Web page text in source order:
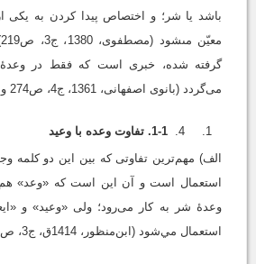
باشد يا شر؛ و اختصاص پيدا كردن به يكى
گرفته شده، خبری است که فقط در وعدۀ
می‌گردد (بانوی اصفهانی، 1361، ج‏4، ص274 و 275).
1-1. تفاوت وعده با وعید
الف) مهم‌ترین تفاوتی که بین این دو کلمه
استعمال است و آن این است که «وعد»
وعدۀ شر به كار می‌رود؛ ولى «وعيد» و
استعمال مي‌شود (ابن‌منظور، 1414ق، ج3، ص463).